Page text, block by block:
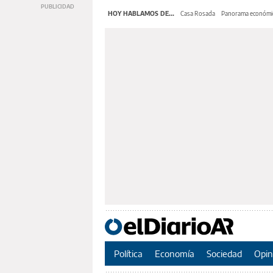
HOY HABLAMOS DE... Casa Rosada Panorama
Política Economía Sociedad